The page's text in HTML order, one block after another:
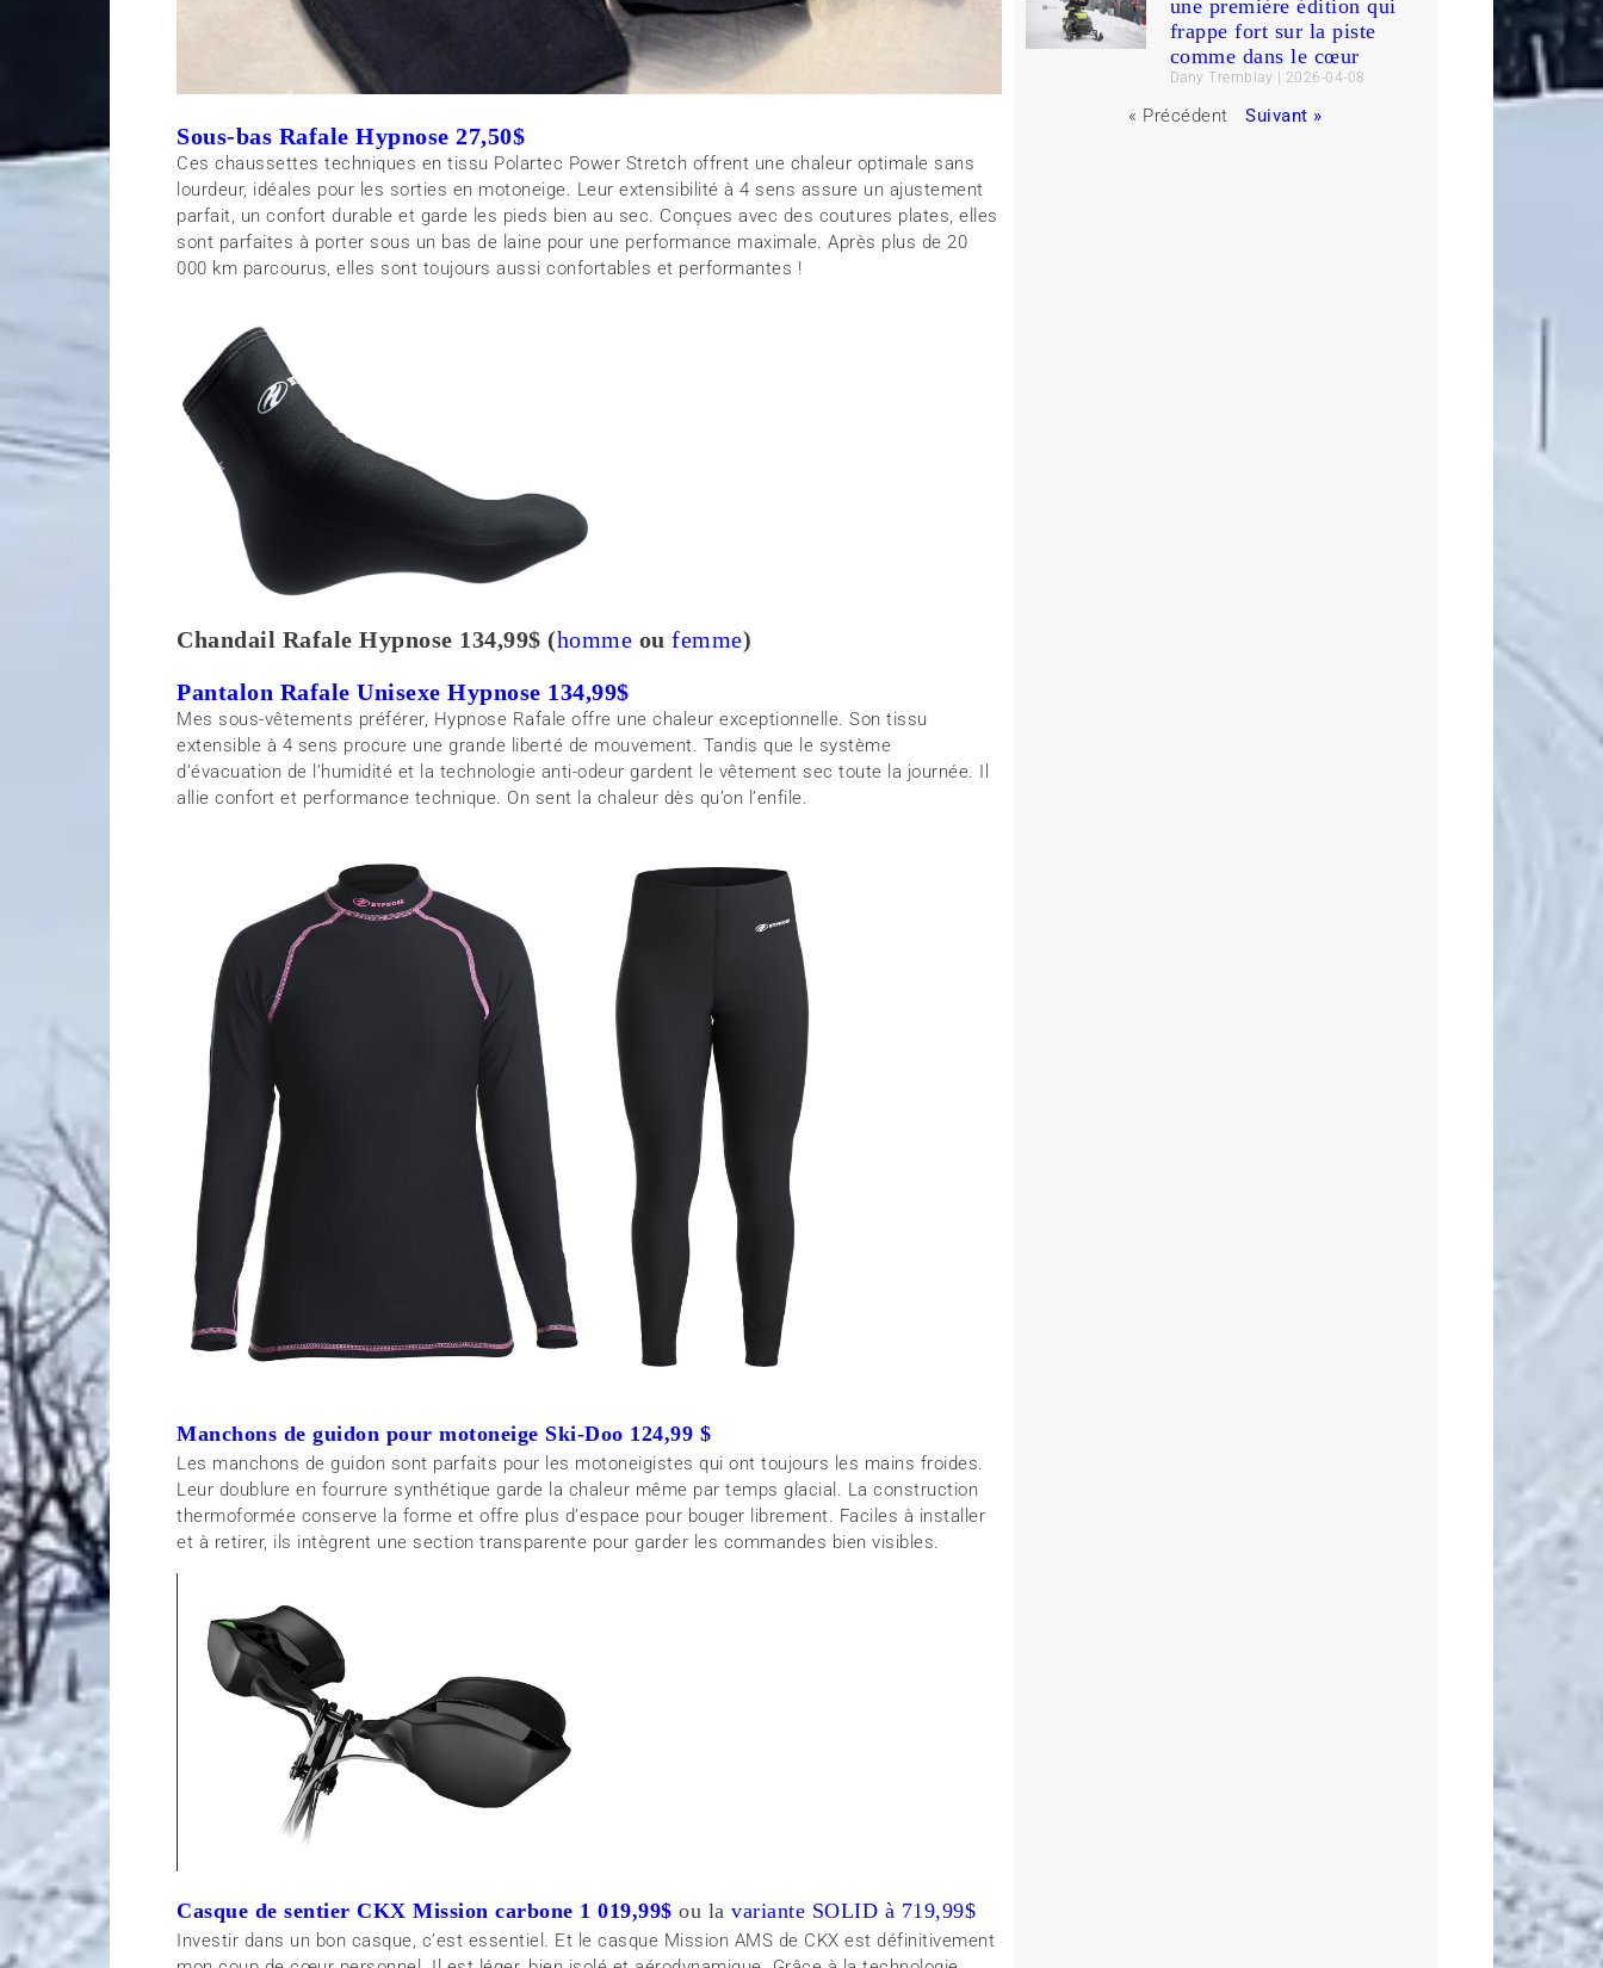
Sous-bas Rafale Hypnose 27,50$
Ces chaussettes techniques en tissu Polartec Power Stretch offrent une chaleur optimale sans
lourdeur, idéales pour les sorties en motoneige. Leur extensibilité à 4 sens assure un ajustement
parfait, un confort durable et garde les pieds bien au sec. Conçues avec des coutures plates, elles
sont parfaites à porter sous un bas de laine pour une performance maximale. Après plus de 20
000 km parcourus, elles sont toujours aussi confortables et performantes !
Chandail Rafale Hypnose 134,99$ (homme oufemme)
Pantalon Rafale Unisexe Hypnose 134,99$
Mes sous-vêtements préférer, Hypnose Rafale offre une chaleur exceptionnelle. Son tissu
extensible à 4 sens procure une grande liberté de mouvement. Tandis que le système
d’évacuation de l’humidité et la technologie anti-odeur gardent le vêtement sec toute la journée. Il
allie confort et performance technique. On sent la chaleur dès qu’on l’enfile.
Manchons de guidon pour motoneige Ski-Doo 124,99 $
Les manchons de guidon sont parfaits pour les motoneigistes qui ont toujours les mains froides.
Leur doublure en fourrure synthétique garde la chaleur même par temps glacial. La construction
thermoformée conserve la forme et offre plus d’espace pour bouger librement. Faciles à installer
et à retirer, ils intègrent une section transparente pour garder les commandes bien visibles.
Casque de sentier CKX Mission carbone 1 019,99$ ou lavariante SOLID à 719,99$
Investir dans un bon casque, c’est essentiel. Et le casque Mission AMS de CKX est définitivement
une première édition qui
frappe fort sur la piste
comme dans le cœur
Dany Tremblay 2026-04-08
« Précédent Suivant »